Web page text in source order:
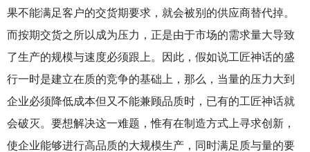
果不能满足客户的交货期要求，就会被别的供应商替代掉。
而按期交货之所以成为压力，正是由于市场的需求量大导致
了生产的规模与速度必须跟上。因此，假如说工匠神话的盛
行一时是建立在质的竞争的基础上，那么，当量的压力大到
企业必须降低成本但又不能兼顾品质时，已有的工匠神话就
会破灭。要想解决这一难题，惟有在制造方式上寻求创新，
使企业能够进行高品质的大规模生产，同时满足质与量的要